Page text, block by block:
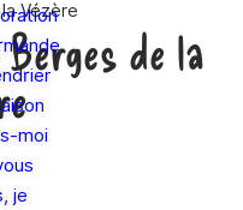
moi
je
Vézère
de la